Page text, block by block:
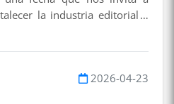
la industria editorial y
que amplían horizontes,
crítico y contribuyen a la
más justa e informada.
2026-04-23